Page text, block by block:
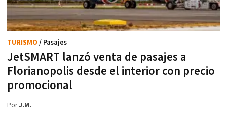
JetSMART lanzó venta de pasajes a
Florianopolis desde el interior con precio
promocional
TURISMO / Pasajes
PorJ.M.